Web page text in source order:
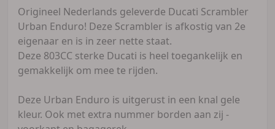
Origineel Nederlands geleverde Ducati Scrambler
Urban Enduro! Deze Scrambler is afkostig van 2e
eigenaar en is in zeer nette staat.
Deze 803CC sterke Ducati is heel toegankelijk en
gemakkelijk om mee te rijden.
Deze Urban Enduro is uitgerust in een knal gele
kleur. Ook met extra nummer borden aan zij -